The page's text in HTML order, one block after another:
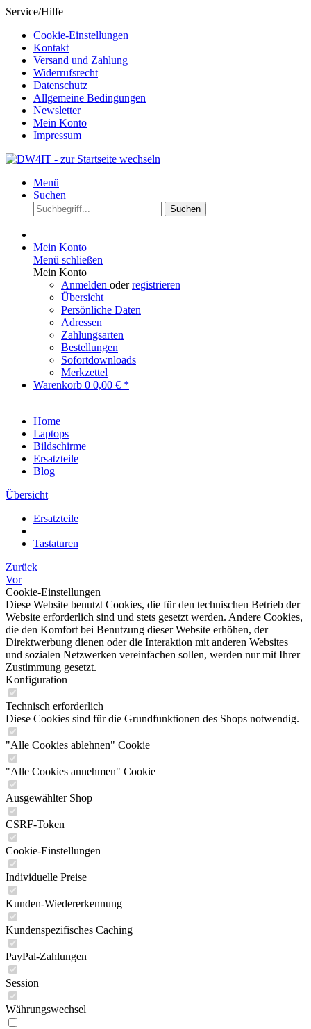
Service/Hilfe
Cookie-Einstellungen
Kontakt
Versand und Zahlung
Widerrufsrecht
Datenschutz
Allgemeine Bedingungen
Newsletter
Mein Konto
Impressum
Menü
Suchen
Suchen
Mein Konto
Menü schließen
Mein Konto
Anmelden oderregistrieren
Übersicht
Persönliche Daten
Adressen
Zahlungsarten
Bestellungen
Sofortdownloads
Merkzettel
Warenkorb 0 0,00 € *
Home
Laptops
Bildschirme
Ersatzteile
Blog
Übersicht
Ersatzteile
Tastaturen
Zurück
Vor
Cookie-Einstellungen
Diese Website benutzt Cookies, die für den technischen Betrieb der
Website erforderlich sind und stets gesetzt werden. Andere Cookies,
die den Komfort bei Benutzung dieser Website erhöhen, der
Direktwerbung dienen oder die Interaktion mit anderen Websites
und sozialen Netzwerken vereinfachen sollen, werden nur mit Ihrer
Zustimmung gesetzt.
Konfiguration
Technisch erforderlich
Diese Cookies sind für die Grundfunktionen des Shops notwendig.
"Alle Cookies ablehnen" Cookie
"Alle Cookies annehmen" Cookie
Ausgewählter Shop
CSRF-Token
Cookie-Einstellungen
Individuelle Preise
Kunden-Wiedererkennung
Kundenspezifisches Caching
PayPal-Zahlungen
Session
Währungswechsel